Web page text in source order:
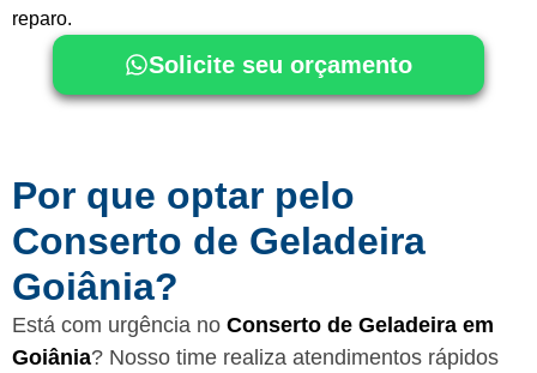
reparo.
Solicite seu orçamento
Por que optar pelo
Conserto de Geladeira
Goiânia?
Está com urgência no Conserto de Geladeira em
Goiânia? Nosso time realiza atendimentos rápidos